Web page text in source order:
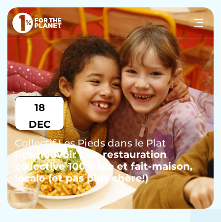
Votre recherche
Rechercher
sur le site
18
DEC
Collectif Les Pieds dans le Plat
Promouvoir une restauration
collective 100% bio et fait-maison,
locale (et pas plus chère!)